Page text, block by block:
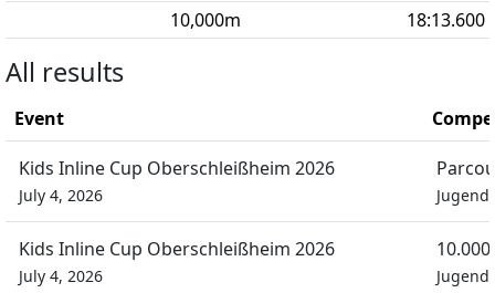
10,000m 18:13.600
All results
Event
Kids Inline Cup Oberschleißheim 2026
July 4, 2026 Jugend
Kids Inline Cup Oberschleißheim 2026
July 4, 2026 Jugend